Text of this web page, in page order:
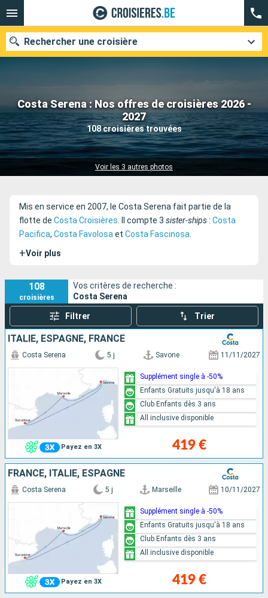
Costa Serena : Nos offres de croisières 2026 -
2027
108 croisières trouvées
Voir les 3 autres photos
Rechercher une croisière
Nos destinations
Mois de départ
Compagnies
Mis en service en 2007, le Costa Serena fait partie de la
flotte de Costa Croisières. Il compte 3 sister-ships: Costa
Pacifica, Costa Favolosaet Costa Fascinosa.
+Voir plus
108
croisières
Vos critères de recherche :
Costa Serena
Filtrer Trier
ITALIE, ESPAGNE, FRANCE
Payez en 3X
Costa Serena 5 j Savone 11/11/2027
419 €
Supplément single à -50%
Enfants Gratuits jusqu'à 18 ans
Club Enfants dès 3 ans
All inclusive disponible
FRANCE, ITALIE, ESPAGNE
Payez en 3X
Costa Serena 5 j Marseille 10/11/2027
419 €
Supplément single à -50%
Enfants Gratuits jusqu'à 18 ans
Club Enfants dès 3 ans
All inclusive disponible